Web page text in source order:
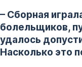
– Сборная
болельщиков,
удалось
Насколько это